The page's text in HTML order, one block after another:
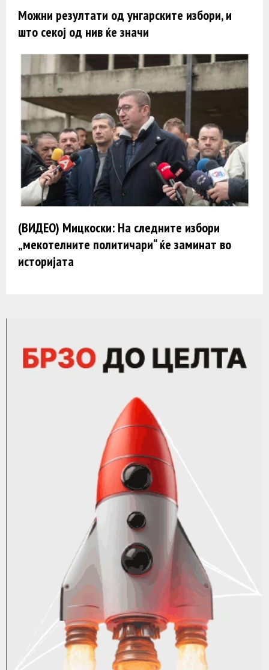
Можни резултати од унгарските избори, и
што секој од нив ќе значи
(ВИДЕО) Мицкоски: На следните избори
„мекотелните политичари“ ќе заминат во
историјата